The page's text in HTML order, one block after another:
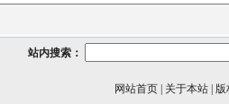
站内搜索：
网站首页 关于本站 版